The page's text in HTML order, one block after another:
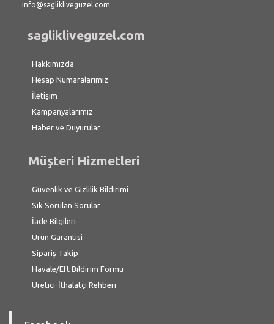
info@saglikliveguzel.com
saglikliveguzel.com
Hakkımızda
Hesap Numaralarımız
İletişim
Kampanyalarımız
Haber ve Duyurular
Müşteri Hizmetleri
Güvenlik ve Gizlilik Bildirimi
Sık Sorulan Sorular
İade Bilgileri
Ürün Garantisi
Sipariş Takip
Havale/Eft Bildirim Formu
Üretici-İthalatçi Rehberi